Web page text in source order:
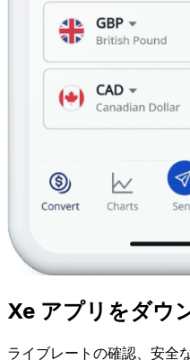
Xe アプリをダウ
ライブレートの確認、安全